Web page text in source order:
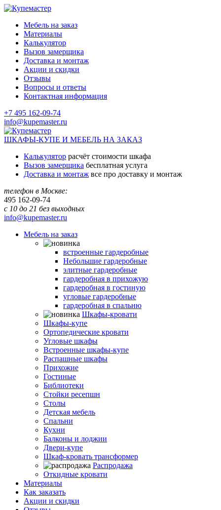
Мебель на заказ
Материалы
Калькулятор
Вызов замерщика
Доставка и монтаж
Акции и скидки
Отзывы
Вопросы и ответы
Контактная информация
+7 495 162-09-74
info@kupemaster.ru
ШКАФЫ-КУПЕ И МЕБЕЛЬ НА ЗАКАЗ
Калькулятор расчёт стоимости шкафа
Вызов замерщика бесплатная услуга
Доставка и монтаж все про доставку и монтаж
телефон в Москве:
495 162-09-74
с 10 до 21 без выходных
info@kupemaster.ru
Мебель на заказ
встроенные гардеробные
Небольшие гардеробные
элитные гардеробные
гардеробная в прихожую
гардеробная в гостиную
угловые гардеробные
гардеробная в спальню
Шкафы-кровати
Шкафы-купе
Ортопедические кровати
Угловые шкафы
Встроенные шкафы-купе
Распашные шкафы
Прихожие
Гостиные
Библиотеки
Стойки ресепшн
Столы
Детская мебель
Спальни
Кухни
Балконы и лоджии
Двери-купе
Шкаф-кровать трансформер
Распродажа
Откидные кровати
Материалы
Как заказать
Акции и скидки